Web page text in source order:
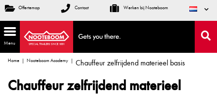
Offertemap Contact Werken bij Nooteboom
Menu
Home Nooteboom Academy Chauffeur zelfrijdend materieel basis
Chauffeur zelfrijdend materieel